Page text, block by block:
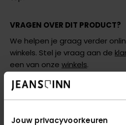
Jouw privacyvoorkeuren
VRAGEN OVER DIT PRODUCT?
We helpen je graag verder
winkels. Stel je vraag aan de
een van onze winkels.
AANBEVOLEN
Shop hier de meest recente